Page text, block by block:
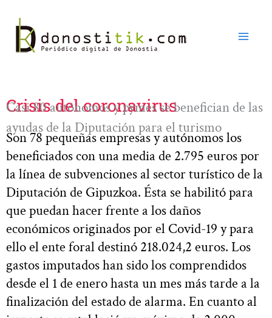
contenido
Crisis del coronavirus
Casi 80 autónomos y pymes se benefician de las
ayudas de la Diputación para el turismo
Son 78 pequeñas empresas y autónomos los
beneficiados con una media de 2.795 euros por
la línea de subvenciones al sector turístico de la
Diputación de Gipuzkoa. Ésta se habilitó para
que puedan hacer frente a los daños
económicos originados por el Covid-19 y para
ello el ente foral destinó 218.024,2 euros. Los
gastos imputados han sido los comprendidos
desde el 1 de enero hasta un mes más tarde a la
finalización del estado de alarma. En cuanto al